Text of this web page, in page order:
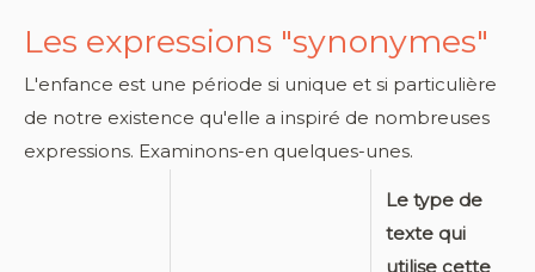
Les expressions "synonymes"
L'enfance est une période si unique et si particulière
de notre existence qu'elle a inspiré de nombreuses
expressions. Examinons-en quelques-unes.
Le type de
texte qui
utilise cette